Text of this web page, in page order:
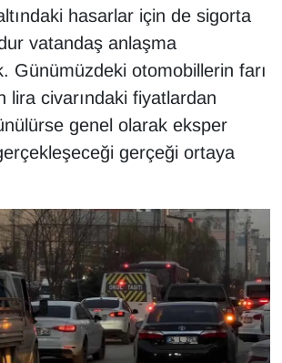
hasarlar için de sigorta
vatandaş anlaşma
Günümüzdeki otomobillerin farı
lira civarındaki fiyatlardan
genel olarak eksper
gerçeği ortaya